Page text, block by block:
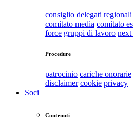
consiglio delegati regionali
comitato media comitato
force gruppi di lavoro next
Procedure
patrocinio cariche onorarie
disclaimer cookie privacy
Soci
Contenuti